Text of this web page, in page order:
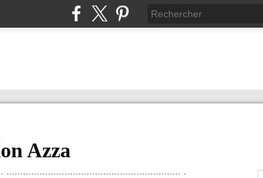
Azza
............................................................... .